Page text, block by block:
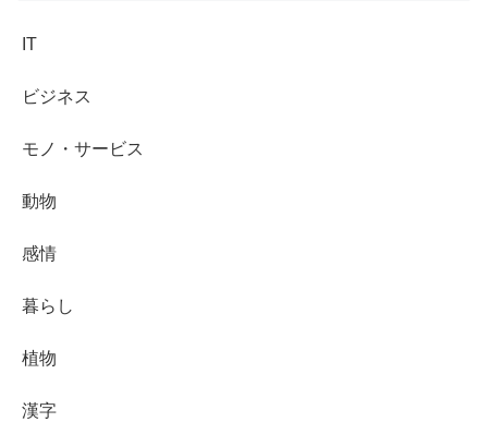
IT
ビジネス
モノ・サービス
動物
感情
暮らし
植物
漢字